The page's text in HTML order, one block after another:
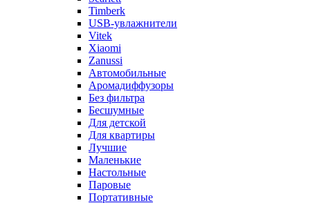
Timberk
USB-увлажнители
Vitek
Xiaomi
Zanussi
Автомобильные
Аромадиффузоры
Без фильтра
Бесшумные
Для детской
Для квартиры
Лучшие
Маленькие
Настольные
Паровые
Портативные